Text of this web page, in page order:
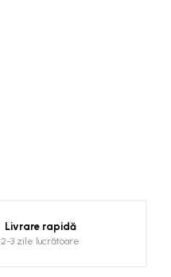
Livrare rapidă
2-3 zile lucrătoare